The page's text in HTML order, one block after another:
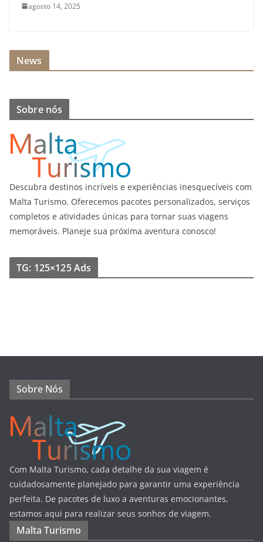
agosto 14, 2025
News
Sobre nós
Descubra destinos incríveis e experiências inesquecíveis com
Malta Turismo. Oferecemos pacotes personalizados, serviços
completos e atividades únicas para tornar suas viagens
memoráveis. Planeje sua próxima aventura conosco!
TG: 125×125 Ads
Sobre Nós
Com Malta Turismo, cada detalhe da sua viagem é
cuidadosamente planejado para garantir uma experiência
perfeita. De pacotes de luxo a aventuras emocionantes,
estamos aqui para realizar seus sonhos de viagem.
Malta Turismo